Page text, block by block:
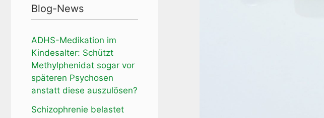
Blog-News
ADHS-Medikation im
Kindesalter: Schützt
Methylphenidat sogar vor
späteren Psychosen
anstatt diese auszulösen?
Schizophrenie belastet